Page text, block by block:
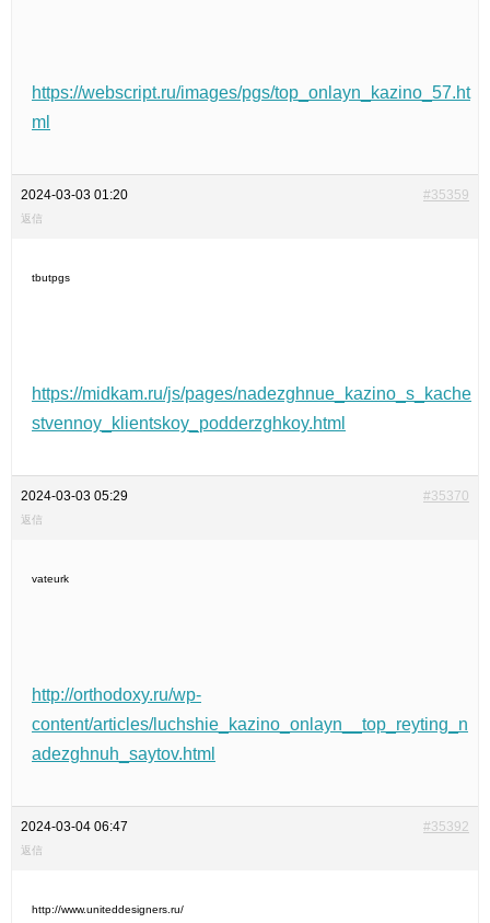
https://webscript.ru/images/pgs/top_onlayn_kazino_57.ht
ml
2024-03-03 01:20 #35359
返信
tbutpgs
https://midkam.ru/js/pages/nadezghnue_kazino_s_kache
stvennoy_klientskoy_podderzghkoy.html
2024-03-03 05:29 #35370
返信
vateurk
http://orthodoxy.ru/wp-
content/articles/luchshie_kazino_onlayn__top_reyting_n
adezghnuh_saytov.html
2024-03-04 06:47 #35392
返信
http://www.uniteddesigners.ru/